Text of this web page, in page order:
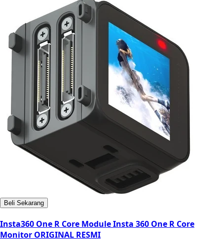
Beli Sekarang
Insta360 One R Core Module Insta 360 One R Core
Monitor ORIGINAL RESMI